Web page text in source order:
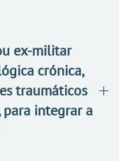
ex-militar
crónica,
traumáticos
integrar a